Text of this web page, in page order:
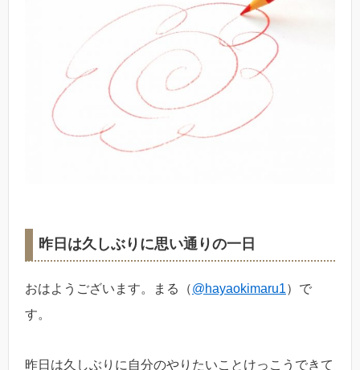
昨日は久しぶりに思い通りの一日
おはようございます。まる（@hayaokimaru1）で
す。
昨日は久しぶりに自分のやりたいことけっこうできて